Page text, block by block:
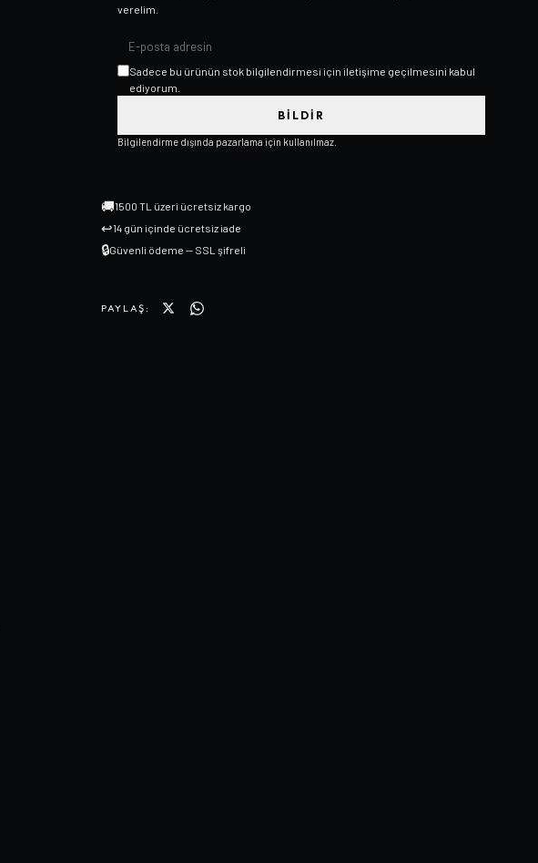
verelim.
Sadece bu ürünün stok bilgilendirmesi için iletişime geçilmesini kabul
ediyorum.
BILDIR
Bilgilendirme dışında pazarlama için kullanılmaz.
🚚1500 TL üzeri ücretsiz kargo
↩14 gün içinde ücretsiz iade
🔒Güvenli ödeme — SSL şifreli
PAYLAŞ: